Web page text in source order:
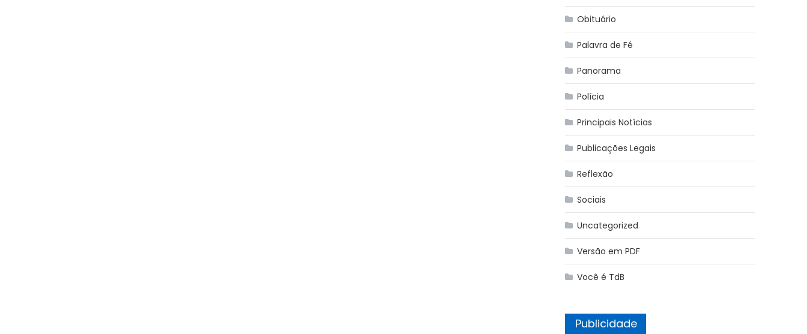
Obituário
Palavra de Fé
Panorama
Polícia
Principais Notícias
Publicações Legais
Reflexão
Sociais
Uncategorized
Versão em PDF
Você é TdB
Publicidade